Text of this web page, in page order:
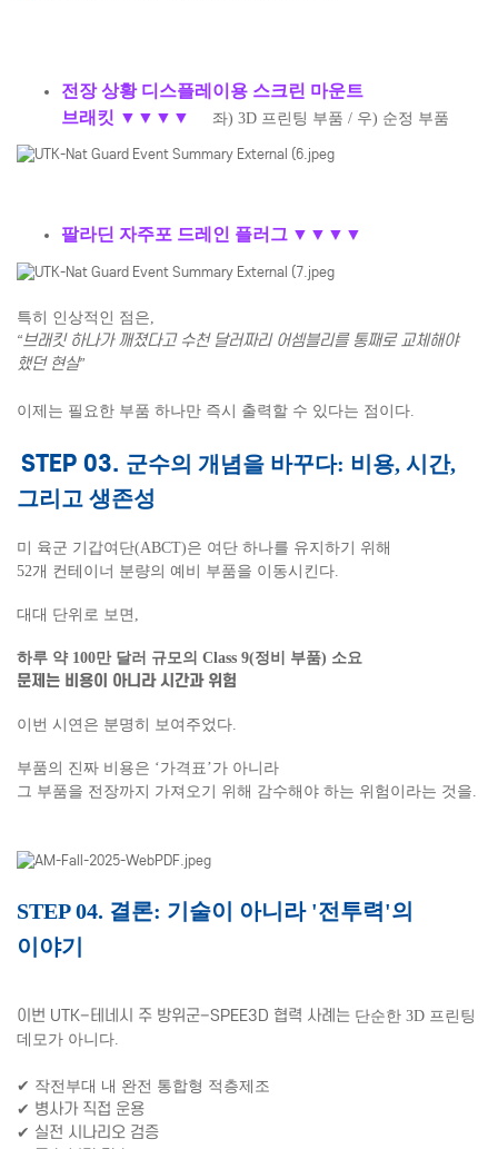
전장 상황 디스플레이용 스크린 마운트
브래킷 ▼ ▼ ▼ ▼ 좌) 3D 프린팅 부품 / 우) 순정 부품
팔라딘 자주포 드레인 플러그 ▼ ▼ ▼ ▼
특히 인상적인 점은,
“브래킷 하나가 깨졌다고 수천 달러짜리 어셈블리를 통째로 교체해야
했던 현실”
이제는 필요한 부품 하나만 즉시 출력할 수 있다는 점이다.
STEP 03. 군수의 개념을 바꾸다: 비용, 시간,
그리고 생존성
미 육군 기갑여단(ABCT)은 여단 하나를 유지하기 위해
52개 컨테이너 분량의 예비 부품을 이동시킨다.
대대 단위로 보면,
하루 약 100만 달러 규모의 Class 9(정비 부품) 소요
문제는 비용이 아니라 시간과 위험
이번 시연은 분명히 보여주었다.
부품의 진짜 비용은 ‘가격표’가 아니라
그 부품을 전장까지 가져오기 위해 감수해야 하는 위험이라는 것을.
STEP 04. 결론: 기술이 아니라 '전투력'의
이야기
이번 UTK–테네시 주 방위군–SPEE3D 협력 사례는 단순한 3D 프린팅
데모가 아니다.
✔ 작전부대 내 완전 통합형 적층제조
✔ 병사가 직접 운용
✔ 실전 시나리오 검증